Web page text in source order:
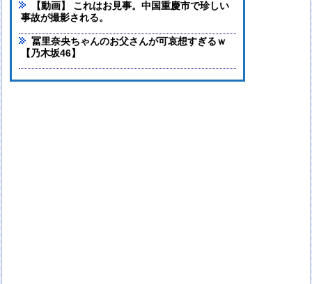
【動画】 これはお見事。中国重慶市で珍しい
事故が撮影される。
冨里奈央ちゃんのお父さんが可哀想すぎるｗ
【乃木坂46】